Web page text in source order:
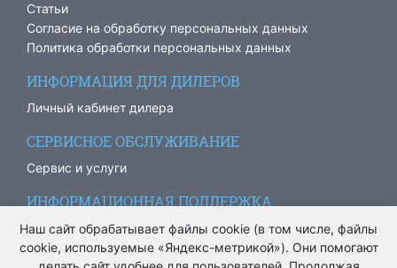
Статьи
Согласие на обработку персональных данных
Политика обработки персональных данных
ИНФОРМАЦИЯ ДЛЯ ДИЛЕРОВ
Личный кабинет дилера
СЕРВИСНОЕ ОБСЛУЖИВАНИЕ
Сервис и услуги
ИНФОРМАЦИОННАЯ ПОДДЕРЖКА
info@ariacom.ru
Наш сайт обрабатывает файлы cookie (в том числе, файлы
cookie, используемые «Яндекс-метрикой»). Они помогают